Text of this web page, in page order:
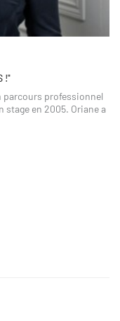
!"
parcours professionnel
stage en 2005. Oriane a